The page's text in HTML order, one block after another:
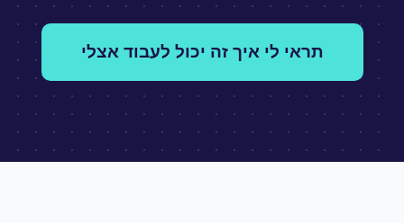
תראי לי איך זה יכול לעבוד אצלי